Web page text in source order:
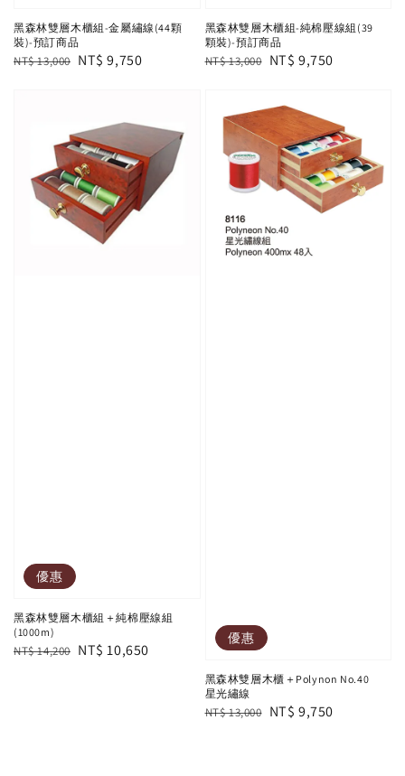
黑森林雙層木櫃組-金屬繡線(44顆
裝)-預訂商品
Regular
NT$ 13,000 Sale
NT$ 9,750
黑森林雙層木櫃組-純棉壓線組(39
顆裝)-預訂商品
Regular
NT$ 13,000 Sale
NT$ 9,750
優惠
黑森林雙層木櫃組＋純棉壓線組
(1000m)
Regular
NT$ 14,200 Sale
NT$ 10,650
優惠
黑森林雙層木櫃＋Polynon No.40
星光繡線
Regular
NT$ 13,000 Sale
NT$ 9,750